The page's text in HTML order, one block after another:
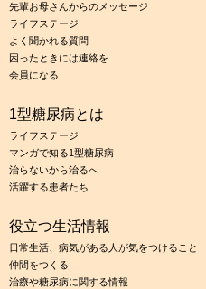
先輩お母さんからのメッセージ
ライフステージ
よく聞かれる質問
困ったときには連絡を
会員になる
1型糖尿病とは
ライフステージ
マンガで知る1型糖尿病
治らないから治るへ
活躍する患者たち
役立つ生活情報
日常生活、病気がある人が気をつけること
仲間をつくる
治療や糖尿病に関する情報